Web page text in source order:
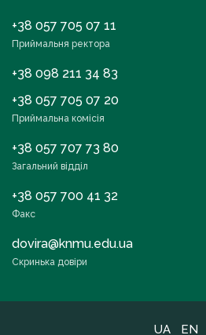
+38 057 705 07 11
Приймальня ректора
+38 098 211 34 83
+38 057 705 07 20
Приймальна комісія
+38 057 707 73 80
Загальний відділ
+38 057 700 41 32
Факс
dovira@knmu.edu.ua
Скринька довіри
UA EN